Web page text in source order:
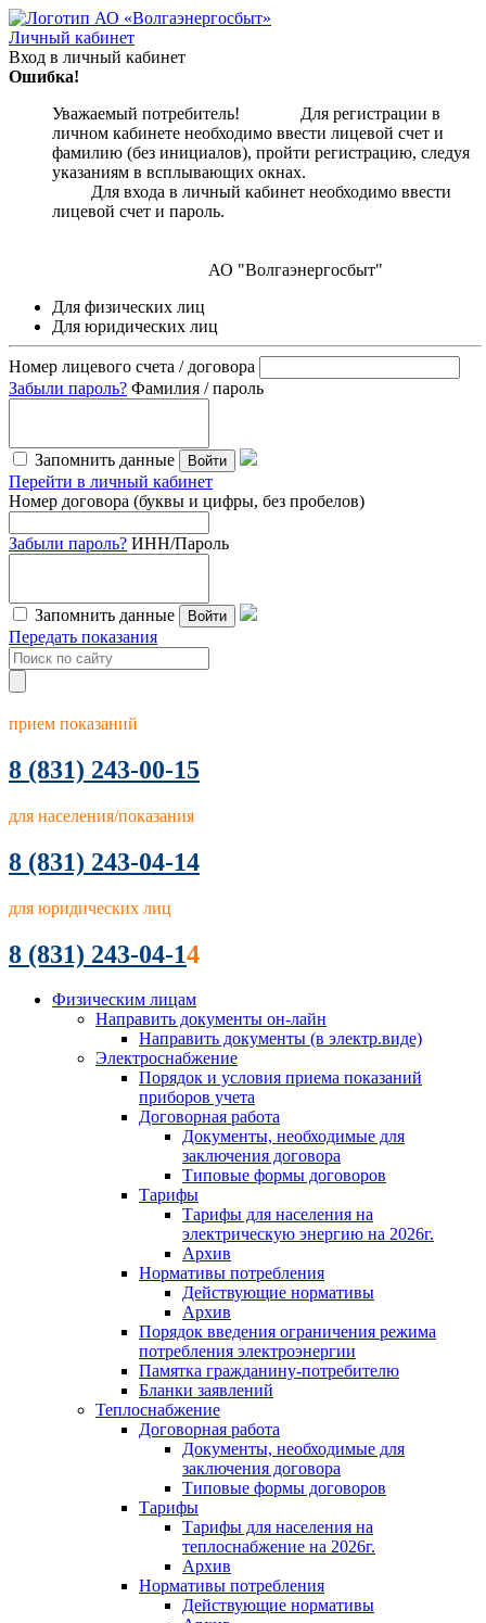
Личный кабинет
Вход в личный кабинет
Ошибка!
Уважаемый потребитель! Для регистрации в
личном кабинете необходимо ввести лицевой счет и
фамилию (без инициалов), пройти регистрацию, следуя
указаниям в всплывающих окнах.
Для входа в личный кабинет необходимо ввести
лицевой счет и пароль.
АО "Волгаэнергосбыт"
Для физических лиц
Для юридических лиц
Номер лицевого счета / договора
Забыли пароль? Фамилия / пароль
Запомнить данные Войти
Перейти в личный кабинет
Номер договора (буквы и цифры, без пробелов)
Забыли пароль? ИНН/Пароль
Запомнить данные Войти
Передать показания
прием показаний
8 (831) 243-00-15
для населения/показания
8 (831) 243-04-14
для юридических лиц
8 (831) 243-04-14
Физическим лицам
Направить документы он-лайн
Направить документы (в электр.виде)
Электроснабжение
Порядок и условия приема показаний
приборов учета
Договорная работа
Документы, необходимые для
заключения договора
Типовые формы договоров
Тарифы
Тарифы для населения на
электрическую энергию на 2026г.
Архив
Нормативы потребления
Действующие нормативы
Архив
Порядок введения ограничения режима
потребления электроэнергии
Памятка гражданину-потребителю
Бланки заявлений
Теплоснабжение
Договорная работа
Документы, необходимые для
заключения договора
Типовые формы договоров
Тарифы
Тарифы для населения на
теплоснабжение на 2026г.
Архив
Нормативы потребления
Действующие нормативы